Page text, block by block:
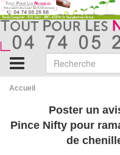
Accueil
Poster un
Pince Nifty pour
de